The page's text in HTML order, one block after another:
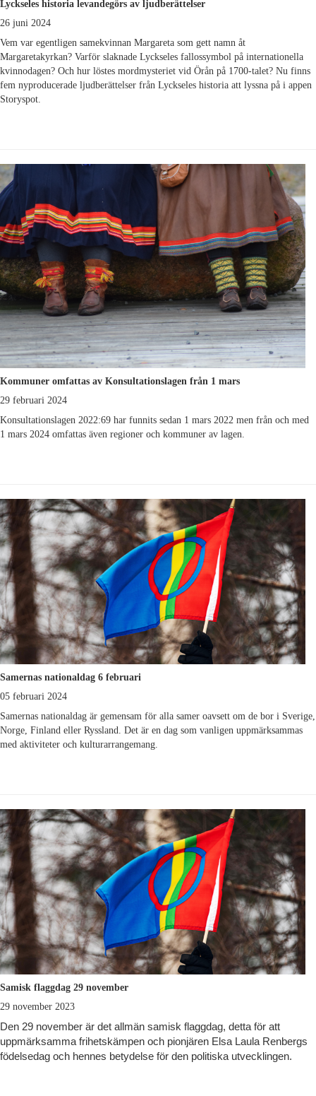
Lyckseles historia levandegörs av ljudberättelser
26 juni 2024
Vem var egentligen samekvinnan Margareta som gett namn åt
Margaretakyrkan? Varför slaknade Lyckseles fallossymbol på internationella
kvinnodagen? Och hur löstes mordmysteriet vid Örån på 1700-talet? Nu finns
fem nyproducerade ljudberättelser från Lyckseles historia att lyssna på i appen
Storyspot.
Kommuner omfattas av Konsultationslagen från 1 mars
29 februari 2024
Konsultationslagen 2022:69 har funnits sedan 1 mars 2022 men från och med
1 mars 2024 omfattas även regioner och kommuner av lagen.
Samernas nationaldag 6 februari
05 februari 2024
Samernas nationaldag är gemensam för alla samer oavsett om de bor i Sverige,
Norge, Finland eller Ryssland. Det är en dag som vanligen uppmärksammas
med aktiviteter och kulturarrangemang.
Samisk flaggdag 29 november
29 november 2023
Den 29 november är det allmän samisk flaggdag, detta för att
uppmärksamma frihetskämpen och pionjären Elsa Laula Renbergs
födelsedag och hennes betydelse för den politiska utvecklingen.